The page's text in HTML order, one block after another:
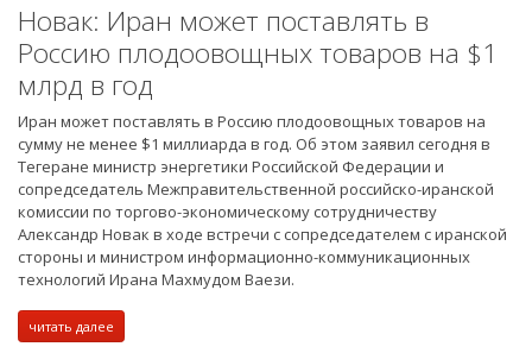
Новак: Иран может поставлять в
Россию плодоовощных товаров на $1
млрд в год
Иран может поставлять в Россию плодоовощных товаров на
сумму не менее $1 миллиарда в год. Об этом заявил сегодня в
Тегеране министр энергетики Российской Федерации и
сопредседатель Межправительственной российско-иранской
комиссии по торгово-экономическому сотрудничеству
Александр Новак в ходе встречи с сопредседателем с иранской
стороны и министром информационно-коммуникационных
технологий Ирана Махмудом Ваези.
читать далее